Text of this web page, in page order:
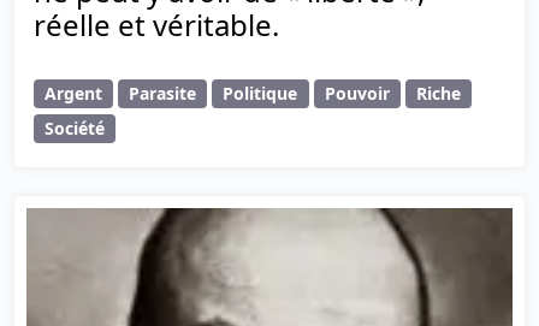
réelle et véritable.
Argent Parasite Politique Pouvoir
Riche
Société